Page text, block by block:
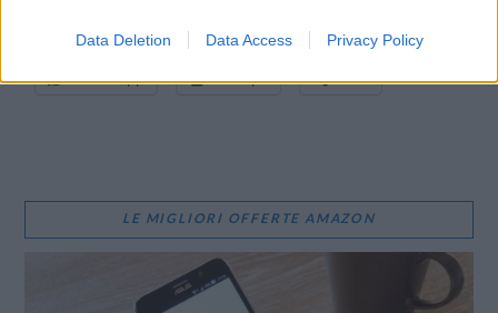
Data Deletion Data Access Privacy Policy
X Mastodon Telegram
WhatsApp Stampa Altro
LE MIGLIORI OFFERTE AMAZON